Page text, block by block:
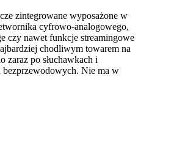
zintegrowane wyposażone w
cyfrowo-analogowego,
czy nawet funkcje streamingowe
chodliwym towarem na
zaraz po słuchawkach i
bezprzewodowych. Nie ma w